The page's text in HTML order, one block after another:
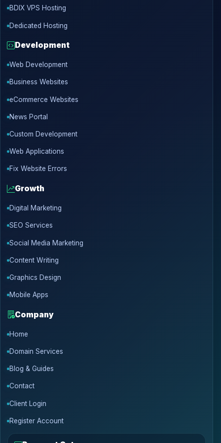
BDIX VPS Hosting
Dedicated Hosting
Development
Web Development
Business Websites
eCommerce Websites
News Portal
Custom Development
Web Applications
Fix Website Errors
Growth
Digital Marketing
SEO Services
Social Media Marketing
Content Writing
Graphics Design
Mobile Apps
Company
Home
Domain Services
Blog & Guides
Contact
Client Login
Register Account